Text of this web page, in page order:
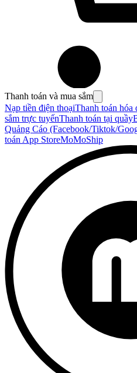
Thanh toán và mua sắm
Nạp tiền điện thoạiThanh toán hóa
sắm trực tuyếnThanh toán tại quầy
Quảng Cáo (Facebook/Tiktok/
toán App StoreMoMoShip